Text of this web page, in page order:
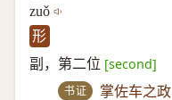
zuǒ
形
副，第二位 [second]
书证 掌佐车之政